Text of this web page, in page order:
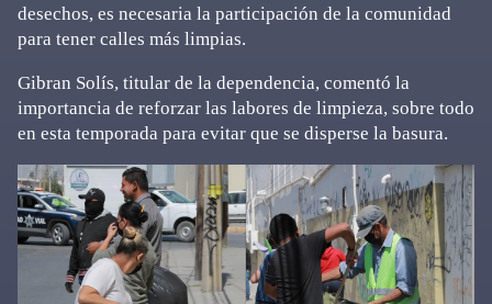
desechos, es necesaria la participación de la comunidad
para tener calles más limpias.
Gibran Solís, titular de la dependencia, comentó la
importancia de reforzar las labores de limpieza, sobre todo
en esta temporada para evitar que se disperse la basura.